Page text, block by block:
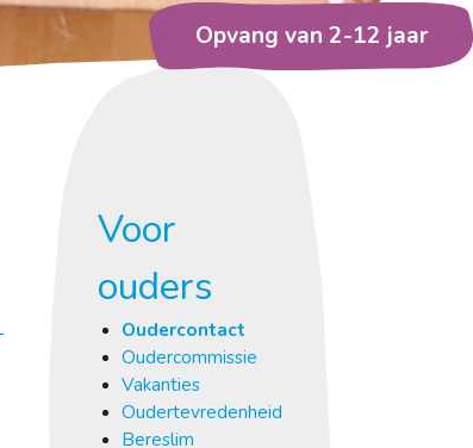
Opvang van 2-12 jaar
Voor
ouders
Oudercontact
Oudercommissie
Vakanties
Oudertevredenheid
Bereslim